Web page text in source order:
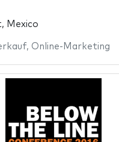
Mexico
, Online-Marketing